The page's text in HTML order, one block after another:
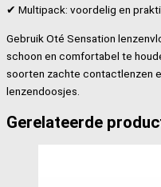
✔ Multipack: voordelig en
Gebruik Oté Sensation
schoon en comfortabel te
soorten zachte contactlenzen
lenzendoosjes.
Gerelateerde